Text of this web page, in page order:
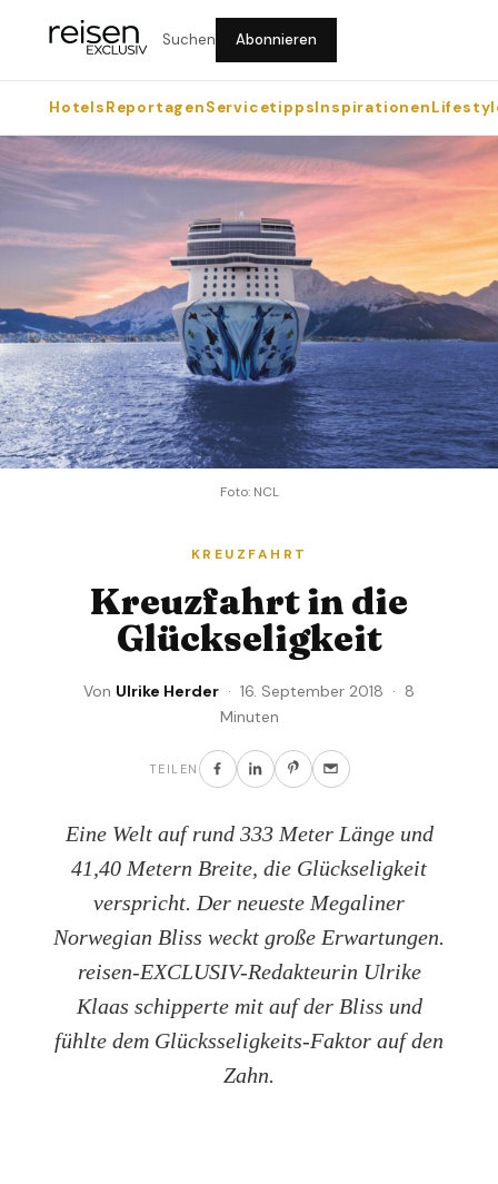
Suchen Abonnieren
HotelsReportagenServicetippsInspirationen
Foto: NCL
KREUZFAHRT
Kreuzfahrt in die
Glückseligkeit
Von Ulrike Herder · 16. September 2018 · 8
Minuten
TEILEN
Eine Welt auf rund 333 Meter Länge und
41,40 Metern Breite, die Glückseligkeit
verspricht. Der neueste Megaliner
Norwegian Bliss weckt große Erwartungen.
reisen-EXCLUSIV-Redakteurin Ulrike
Klaas schipperte mit auf der Bliss und
fühlte dem Glücksseligkeits-Faktor auf den
Zahn.